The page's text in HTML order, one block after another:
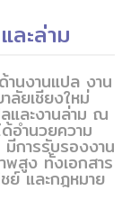
ละล่าม
นงานแปล งาน
ลัยเชียงใหม่
และงานล่าม ณ
อำนวยความ
มีการรับรองงาน
สูง ทั้งเอกสาร
ย์ และกฎหมาย